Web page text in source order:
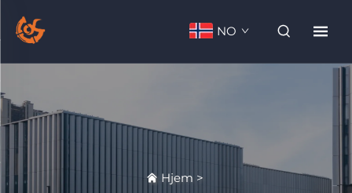
NO
Hjem >